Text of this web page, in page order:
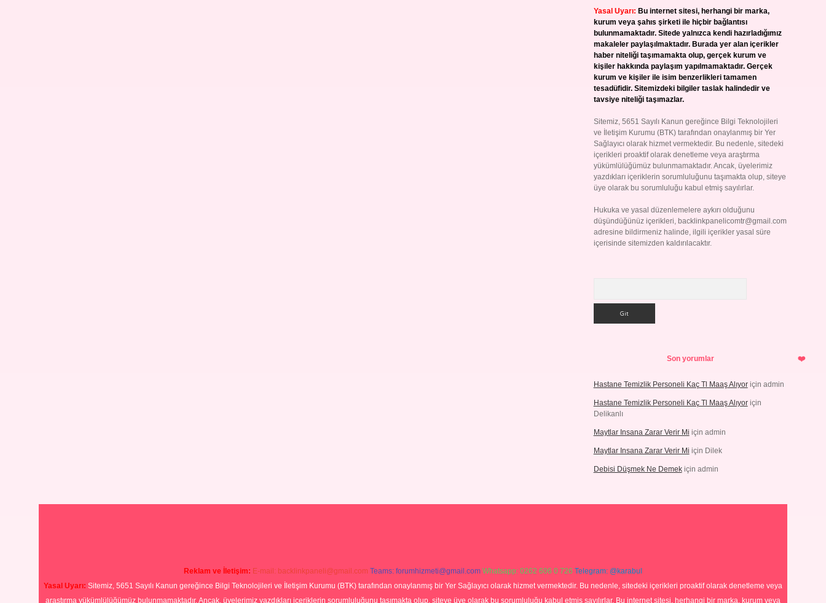
Yasal Uyarı: Bu internet sitesi, herhangi bir marka,
kurum veya şahıs şirketi ile hiçbir bağlantısı
bulunmamaktadır. Sitede yalnızca kendi hazırladığımız
makaleler paylaşılmaktadır. Burada yer alan içerikler
haber niteliği taşımamakta olup, gerçek kurum ve
kişiler hakkında paylaşım yapılmamaktadır. Gerçek
kurum ve kişiler ile isim benzerlikleri tamamen
tesadüfidir. Sitemizdeki bilgiler taslak halindedir ve
tavsiye niteliği taşımazlar.
Sitemiz, 5651 Sayılı Kanun gereğince Bilgi Teknolojileri
ve İletişim Kurumu (BTK) tarafından onaylanmış bir Yer
Sağlayıcı olarak hizmet vermektedir. Bu nedenle, sitedeki
içerikleri proaktif olarak denetleme veya araştırma
yükümlülüğümüz bulunmamaktadır. Ancak, üyelerimiz
yazdıkları içeriklerin sorumluluğunu taşımakta olup, siteye
üye olarak bu sorumluluğu kabul etmiş sayılırlar.
Hukuka ve yasal düzenlemelere aykırı olduğunu
düşündüğünüz içerikleri, backlinkpanelicomtr@gmail.com
adresine bildirmeniz halinde, ilgili içerikler yasal süre
içerisinde sitemizden kaldırılacaktır.
Son yorumlar
Hastane Temizlik Personeli Kaç Tl Maaş Alıyoriçin admin
Hastane Temizlik Personeli Kaç Tl Maaş Alıyoriçin
Delikanlı
Maytlar Insana Zarar Verir Mi için admin
Maytlar Insana Zarar Verir Mi için Dilek
Debisi Düşmek Ne Demekiçin admin
Reklam ve İletişim: E-mail: backlinkpaneli@gmail.com Teams: forumhizmeti@gmail.com Whatsapp: 0262 606 0 726 Telegram: @karabul
Yasal Uyarı: Sitemiz, 5651 Sayılı Kanun gereğince Bilgi Teknolojileri ve İletişim Kurumu (BTK) tarafından onaylanmış bir Yer Sağlayıcı olarak hizmet vermektedir. Bu nedenle, sitedeki içerikleri proaktif olarak denetleme veya
araştırma yükümlülüğümüz bulunmamaktadır. Ancak, üyelerimiz yazdıkları içeriklerin sorumluluğunu taşımakta olup, siteye üye olarak bu sorumluluğu kabul etmiş sayılırlar. Bu internet sitesi, herhangi bir marka, kurum veya